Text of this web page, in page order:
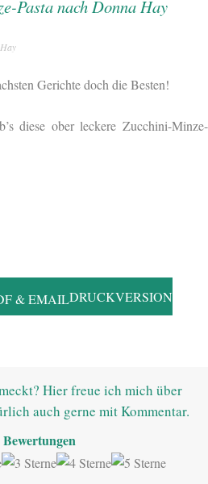
Gerichte doch die Besten!
diese ober leckere Zucchini-Minze-
DRUCKVERSION
Hier freue ich mich über
auch gerne mit Kommentar.
Bewertungen